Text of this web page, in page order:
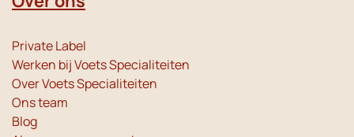
Private Label
Werken bij Voets Specialiteiten
Over Voets Specialiteiten
Ons team
Blog